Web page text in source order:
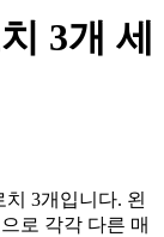
3개 세
3개입니다. 왼
로 각각 다른 매